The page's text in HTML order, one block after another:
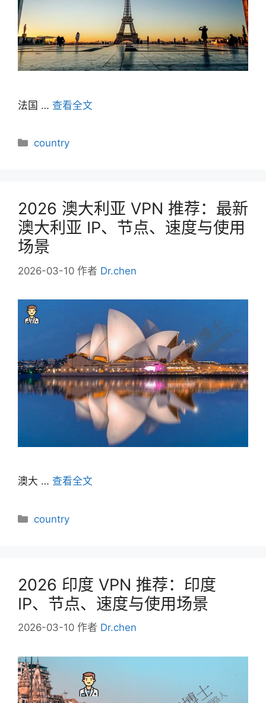
法国 … 查看全文
分
country
2026 澳大利亚 VPN 推荐：最新
澳大利亚 IP、节点、速度与使用
场景
2026-03-10 作者 Dr.chen
澳大 … 查看全文
分
country
2026 印度 VPN 推荐：印度
IP、节点、速度与使用场景
2026-03-10 作者 Dr.chen